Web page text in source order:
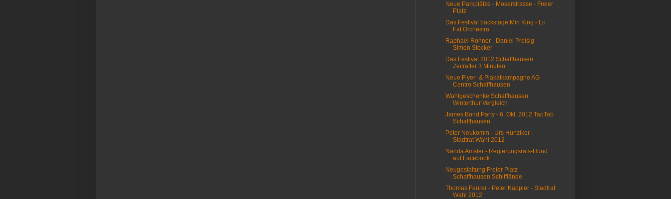
Neue Parkplätze - Moserstrasse - Freier
Platz
Das Festival backstage Min King - Lo
Fat Orchestra
Raphaël Rohner - Daniel Preisig -
Simon Stocker
Das Festival 2012 Schaffhausen
Zeitraffer 3 Minuten
Neue Flyer- & Plakatkampagne AG
Centro Schaffhausen
Wahlgeschenke Schaffhausen
Winterthur Vergleich
James Bond Party - 6. Okt. 2012 TapTab
Schaffhausen
Peter Neukomm - Urs Hunziker -
Stadtrat Wahl 2012
Nanda Amsler - Regierungsrats-Hund
auf Facebook
Neugestaltung Freier Platz
Schaffhausen Schifflände
Thomas Feurer - Peter Käppler - Stadtrat
Wahl 2012